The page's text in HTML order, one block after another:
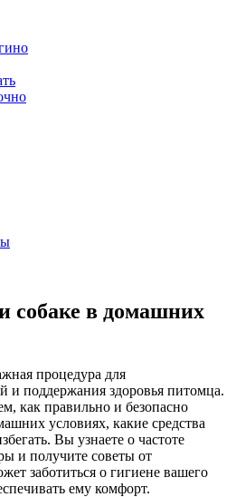
собаке в домашних
процедура для
и поддержания здоровья питомца.
как правильно и безопасно
условиях, какие средства
Вы узнаете о частоте
и получите советы от
заботиться о гигиене вашего
ему комфорт.